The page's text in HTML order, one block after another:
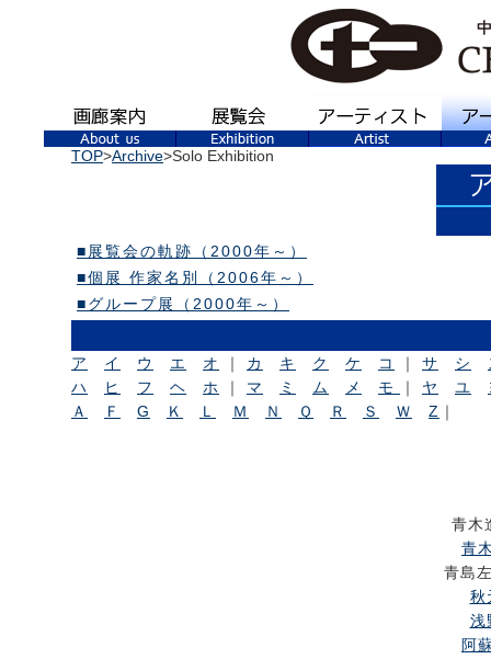
TOP>Archive>Solo Exhibition
■展覧会の軌跡（2000年～）
■個展 作家名別（2006年～）
■グループ展（2000年～）
ア イ ウ エ オ ｜ カ キ ク ケ コ ｜ サ シ
ハ
ヒ フ ヘ ホ ｜ マ ミ ム メ モ ｜ ヤ ユ
Ａ
Ｆ G Ｋ Ｌ Ｍ Ｎ Ｑ Ｒ Ｓ Ｗ Z ｜
青木
青
青島
秋
浅
阿